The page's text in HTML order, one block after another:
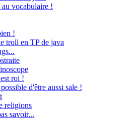
vocabulaire !
!
troll en TP de java
roi !
d'être aussi sale !
religions
savoir...